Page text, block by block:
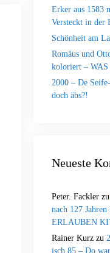
Erker aus 1583
Versteckt in der
Schönheit am
Romäus und
koloriert –
2000 – De
doch äbs?!
Neueste
Peter. Fackler zu
nach 127
ERLAUBEN
Rainer Kurz zu
isch 85 – Do